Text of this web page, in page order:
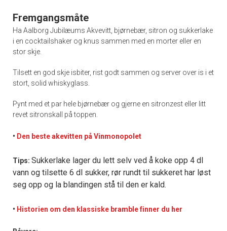
Fremgangsmåte
Ha Aalborg Jubilæums Akvevitt, bjørnebær, sitron og sukkerlake
i en cocktailshaker og knus sammen med en morter eller en
stor skje.
Tilsett en god skje isbiter, rist godt sammen og server over is i et
stort, solid whiskyglass.
Pynt med et par hele bjørnebær og gjerne en sitronzest eller litt
revet sitronskall på toppen.
• Den beste akevitten på Vinmonopolet
Tips: Sukkerlake lager du lett selv ved å koke opp 4 dl
vann og tilsette 6 dl sukker, rør rundt til sukkeret har løst
seg opp og la blandingen stå til den er kald.
• Historien om den klassiske bramble finner du her